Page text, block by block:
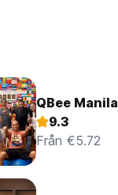
QBee
9.3
Från €5.72